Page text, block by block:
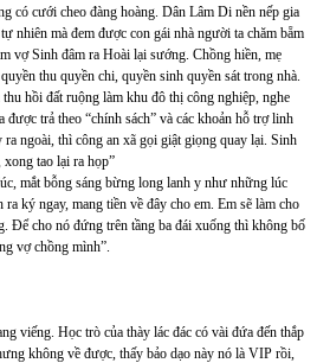
có cưới cheo đàng hoàng. Dân Lâm Di nền nếp gia
nhiên mà đem được con gái nhà người ta chăm bẵm
vợ Sinh đâm ra Hoài lại sướng. Chồng hiền, mẹ
thu quyền chi, quyền sinh quyền sát trong nhà.
hồi đất ruộng làm khu đô thị công nghiệp, nghe
được trả theo “chính sách” và các khoản hỗ trợ linh
ra ngoài, thì công an xã gọi giật giọng quay lại. Sinh
xong tao lại ra họp”
mắt bỗng sáng bừng long lanh y như những lúc
ký ngay, mang tiền về đây cho em. Em sẽ làm cho
Để cho nó đứng trên tầng ba đái xuống thì không bố
vợ chồng mình”.
viếng. Học trò của thày lác đác có vài đứa đến thắp
không về được, thấy bảo dạo này nó là VIP rồi,